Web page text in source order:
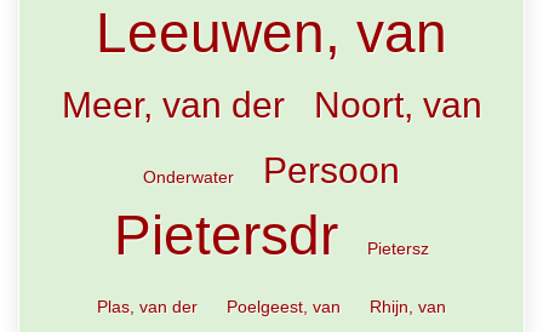
Leeuwen, van
Meer, van der Noort, van
Onderwater Persoon
Pietersdr Pietersz
Plas, van der Poelgeest, van Rhijn, van